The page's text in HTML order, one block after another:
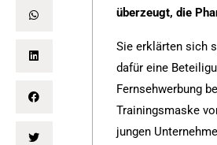
überzeugt, die
Sie erklärten sich
dafür eine
Fernsehwerbung
Trainingsmaske
jungen